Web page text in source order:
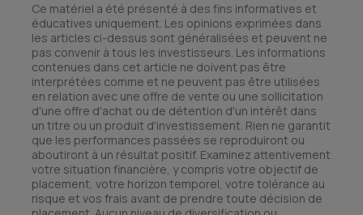
Ce matériel a été présenté à des fins informatives et
éducatives uniquement. Les opinions exprimées dans
les articles ci-dessus sont généralisées et peuvent ne
pas convenir à tous les investisseurs. Les informations
contenues dans cet article ne doivent pas être
interprétées comme et ne peuvent pas être utilisées
en relation avec une offre de vente ou une sollicitation
d'une offre d'achat ou de détention d'un intérêt dans
un titre ou un produit d'investissement. Rien ne garantit
que les performances passées se reproduiront ou
aboutiront à un résultat positif. Examinez attentivement
votre situation financière, y compris votre objectif de
placement, votre horizon temporel, votre tolérance au
risque et vos frais avant de prendre toute décision de